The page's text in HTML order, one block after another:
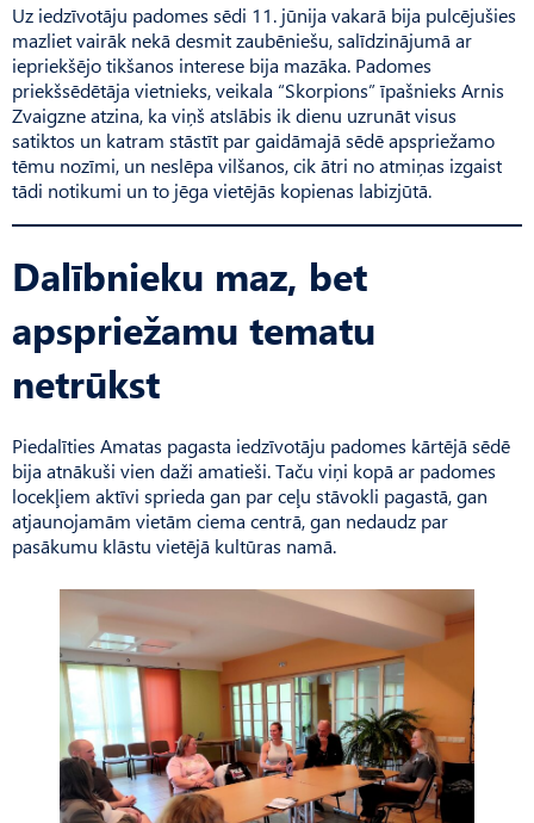
Uz iedzīvotāju padomes sēdi 11. jūnija vakarā bija pulcējušies
mazliet vairāk nekā desmit zaubēniešu, salīdzinājumā ar
iepriekšējo tikšanos interese bija mazāka. Padomes
priekšsēdētāja vietnieks, veikala “Skorpi­ons” īpašnieks Arnis
Zvaigzne atzina, ka viņš atslābis ik dienu uzrunāt visus
satiktos un katram stāstīt par gaidāmajā sēdē apspriežamo
tēmu nozīmi, un neslēpa vilšanos, cik ātri no atmiņas izgaist
tādi notikumi un to jēga vietējās kopienas labizjūtā.
Dalībnieku maz, bet
apspriežamu tematu
netrūkst
Piedalīties Amatas pagasta iedzīvotāju padomes kārtējā sēdē
bija atnākuši vien daži amatieši. Taču viņi kopā ar padomes
locekļiem aktīvi sprieda gan par ceļu stāvokli pagastā, gan
atjaunojamām vietām ciema centrā, gan nedaudz par
pasākumu klāstu vietējā kultūras namā.